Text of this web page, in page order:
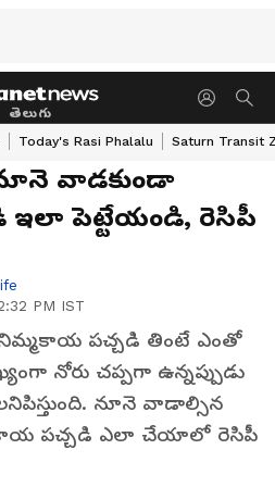
తెలుగు
Today's Rasi Phalalu Saturn Transit
నూనె వాడకుండా
పెట్టేయండి, రెసిపీ
PM IST
నిమ్మకాయ పచ్చడి తింటే ఎంతో
నోరు చప్పగా ఉన్నప్పుడు
నూనె వాడాల్సిన
పచ్చడి ఎలా చేయాలో రెసిపీ